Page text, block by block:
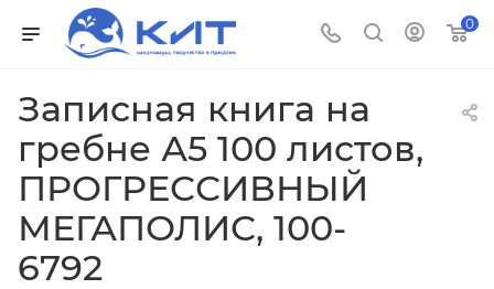
0
Записная книга на
гребне А5 100 листов,
ПРОГРЕССИВНЫЙ
МЕГАПОЛИС, 100-
6792